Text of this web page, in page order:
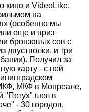
кино и VideoLike.
на
(особенно мы
еще и приз
бронзовых сов с
двустволки, и три
Получил за
карту - с ней
МКФ в Монреале,
"Петух" шел в
- 30 городов,